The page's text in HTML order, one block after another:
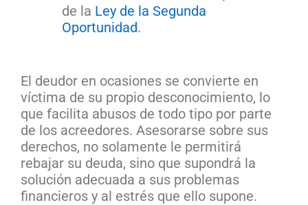
de la Ley de la Segunda
Oportunidad.
El deudor en ocasiones se convierte en
víctima de su propio desconocimiento, lo
que facilita abusos de todo tipo por parte
de los acreedores. Asesorarse sobre sus
derechos, no solamente le permitirá
rebajar su deuda, sino que supondrá la
solución adecuada a sus problemas
financieros y al estrés que ello supone.